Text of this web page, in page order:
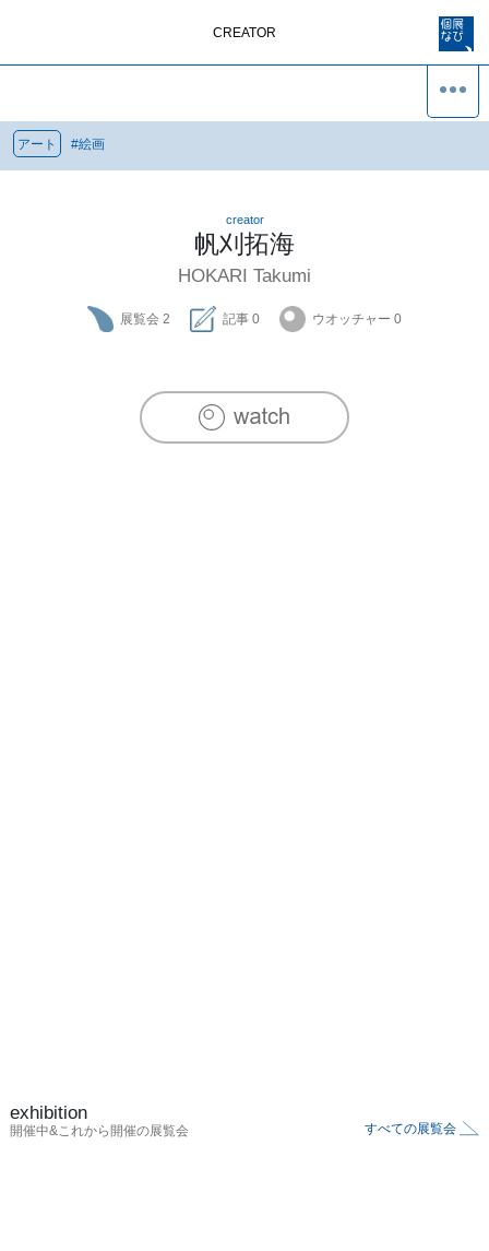
CREATOR
アート #絵画
creator
帆刈拓海
HOKARI Takumi
展覧会 2 記事 0 ウオッチャー 0
exhibition
開催中&これから開催の展覧会 すべての展覧会